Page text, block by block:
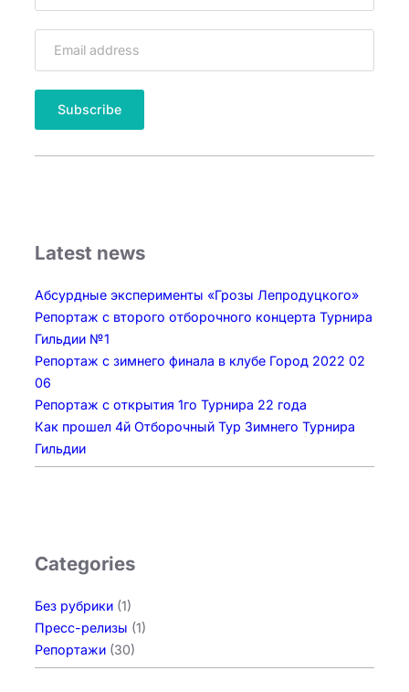
Latest news
Абсурдные эксперименты «Грозы Лепродуцкого»
Репортаж с второго отборочного концерта Турнира
Гильдии №1
Репортаж с зимнего финала в клубе Город 2022 02
06
Репортаж с открытия 1го Турнира 22 года
Как прошел 4й Отборочный Тур Зимнего Турнира
Гильдии
Categories
Без рубрики (1)
Пресс-релизы (1)
Репортажи (30)